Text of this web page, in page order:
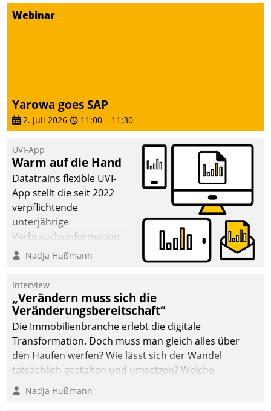
dafür ein Team
Webinar
Yarowa goes SAP
2. Juli 2026 11:00 – 11:30
UVI-App
Warm auf die Hand
Datatrains flexible UVI-
App stellt die seit 2022
verpflichtende
unterjährige
Verbrauchsinformation
schnell, zuverlässig und
Die monatlichen
Mitteilungen zum
Heizungs- und
Wasserverbrauch gehen
automatisiert, vollständig
und auf Wunsch über
mehrere zuvor
Kommunikationswege bei
Nadja Hußmann
Interview
„Verändern muss sich die
Veränderungsbereitschaft“
Die Immobilienbranche erlebt die digitale
Transformation. Doch muss man gleich alles über
den Haufen werfen? Wie lässt sich der Wandel
tatsächlich gestalten und umsetzen? Welche
Argumente zählen wirklich?
Nadja Hußmann